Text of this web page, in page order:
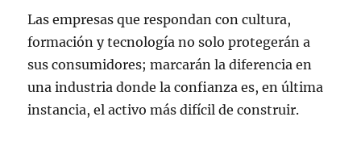
Las empresas que respondan con cultura,
formación y tecnología no solo protegerán a
sus consumidores; marcarán la diferencia en
una industria donde la confianza es, en última
instancia, el activo más difícil de construir.